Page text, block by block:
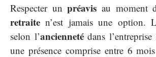
Respecter unpréavis au moment
retraite n’est jamais une option.
selon l’anciennetédans
une présence comprise entre 6